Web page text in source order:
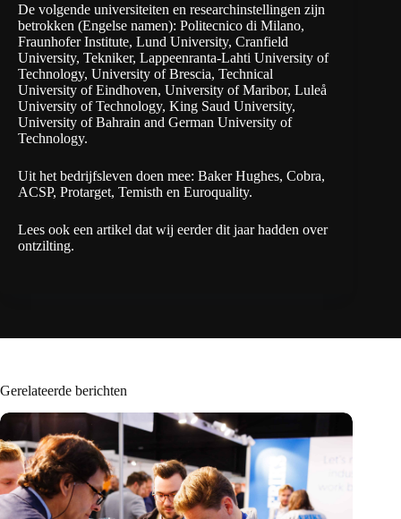
De volgende universiteiten en researchinstellingen zijn
betrokken (Engelse namen): Politecnico di Milano,
Fraunhofer Institute, Lund University, Cranfield
University, Tekniker, Lappeenranta-Lahti University of
Technology, University of Brescia, Technical
University of Eindhoven, University of Maribor, Luleå
University of Technology, King Saud University,
University of Bahrain and German University of
Technology.
Uit het bedrijfsleven doen mee: Baker Hughes, Cobra,
ACSP, Protarget, Temisth en Euroquality.
Lees ook een artikel dat wij eerder dit jaar hadden over
ontzilting.
Gerelateerde berichten